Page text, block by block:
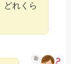
どれくら